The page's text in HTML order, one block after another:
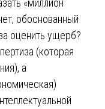
«миллион
обоснованный
оценить ущерб?
(которая
а